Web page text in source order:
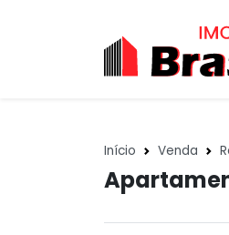
Início Venda